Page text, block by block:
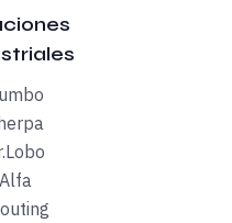
tratar de perfilar por qué
de la gente sobre lo
Alfa